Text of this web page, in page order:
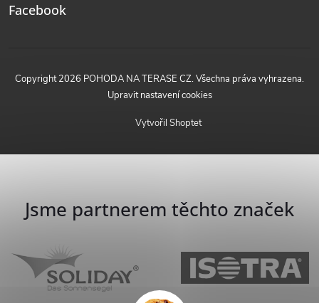
Facebook
Vytvořil Shoptet
Copyright 2026 POHODA NA TERASE CZ. Všechna práva vyhrazena.
Upravit nastavení cookies
Jsme partnerem těchto značek